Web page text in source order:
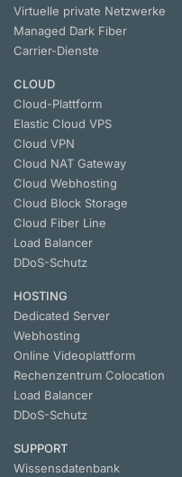
Virtuelle private Netzwerke
Managed Dark Fiber
Carrier-Dienste
CLOUD
Cloud-Plattform
Elastic Cloud VPS
Cloud VPN
Cloud NAT Gateway
Cloud Webhosting
Cloud Block Storage
Cloud Fiber Line
Load Balancer
DDoS-Schutz
HOSTING
Dedicated Server
Webhosting
Online Videoplattform
Rechenzentrum Colocation
Load Balancer
DDoS-Schutz
SUPPORT
Wissensdatenbank